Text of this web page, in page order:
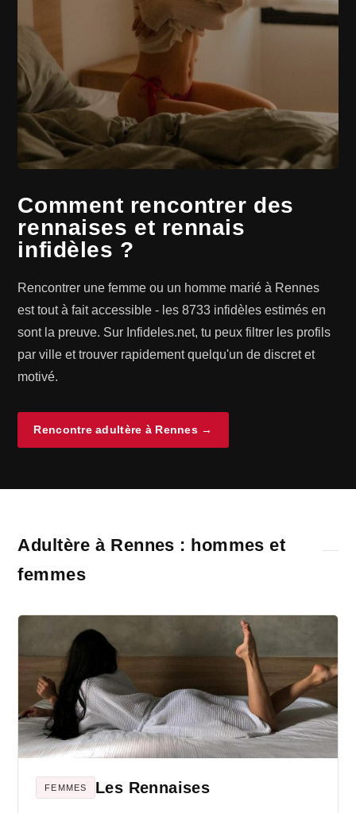
Comment rencontrer des
rennaises et rennais
infidèles ?
Rencontrer une femme ou un homme marié à Rennes
est tout à fait accessible - les 8733 infidèles estimés en
sont la preuve. Sur Infideles.net, tu peux filtrer les profils
par ville et trouver rapidement quelqu'un de discret et
motivé.
Rencontre adultère à Rennes →
Adultère à Rennes : hommes et
femmes
FEMMES Les Rennaises